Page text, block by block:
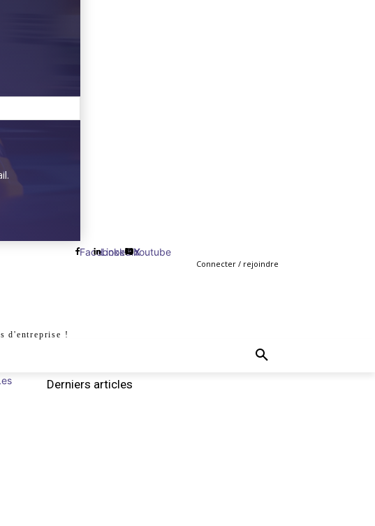
Facebook
Linkedin
X
Youtube
Connecter / rejoindre
d'entreprise !
Derniers articles